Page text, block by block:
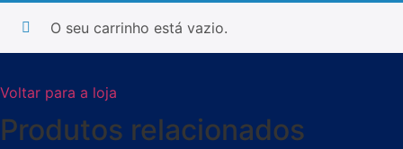
O seu carrinho está vazio.
Voltar para a loja
Produtos relacionados